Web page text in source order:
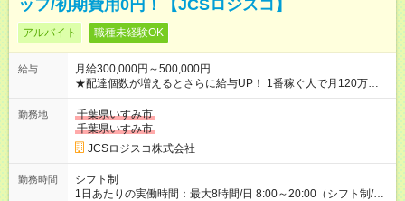
ッフ/初期費用0円！【JCSロジスコ】
アルバイト 職種未経験OK
給与
月給300,000円～500,000円
★配達個数が増えるとさらに給与UP！ 1番稼ぐ人で月120万ほ
ど！ ・主要都市エリア 月収55万円／週5日稼働 月収65万~112
万円／週6日稼働 ・地方郊外エリア 月収40万円／週5日稼働 月
収40万円~50万円／週6日稼働 ＜モデルイメージ＞ ■月収50万
円 (27歳男性/江東区在住)※元建築関係 1日150個配達×25日勤務
(日休み) ■月収80万円(43歳男性/墨田区在住)※元営業 1日200個
勤務地
千葉県いすみ市
千葉県いすみ市
JCSロジスコ株式会社
勤務時間
シフト制
1日あたりの実働時間：最大8時間/日 8:00～20:00（シフト制/実